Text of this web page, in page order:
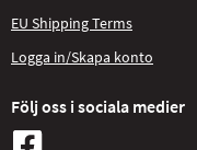
EU Shipping Terms
Logga in/Skapa konto
Följ oss i sociala medier